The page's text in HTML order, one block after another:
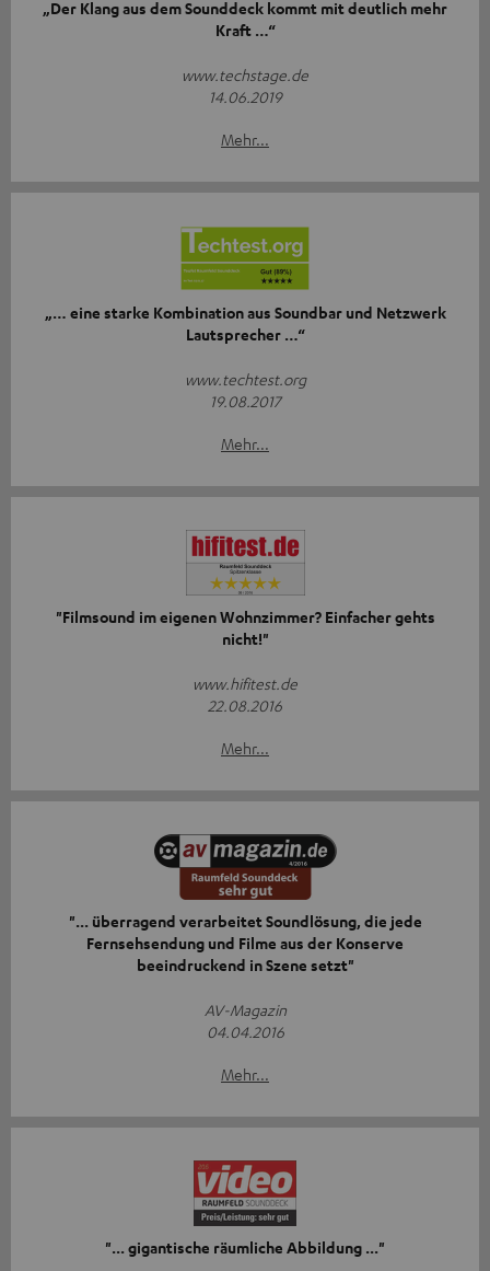
„Der Klang aus dem Sounddeck kommt mit deutlich mehr
Kraft …“
www.techstage.de
14.06.2019
Mehr...
„… eine starke Kombination aus Soundbar und Netzwerk
Lautsprecher …“
www.techtest.org
19.08.2017
Mehr...
"Filmsound im eigenen Wohnzimmer? Einfacher gehts
nicht!"
www.hifitest.de
22.08.2016
Mehr...
"... überragend verarbeitet Soundlösung, die jede
Fernsehsendung und Filme aus der Konserve
beeindruckend in Szene setzt"
AV-Magazin
04.04.2016
Mehr...
"... gigantische räumliche Abbildung ..."